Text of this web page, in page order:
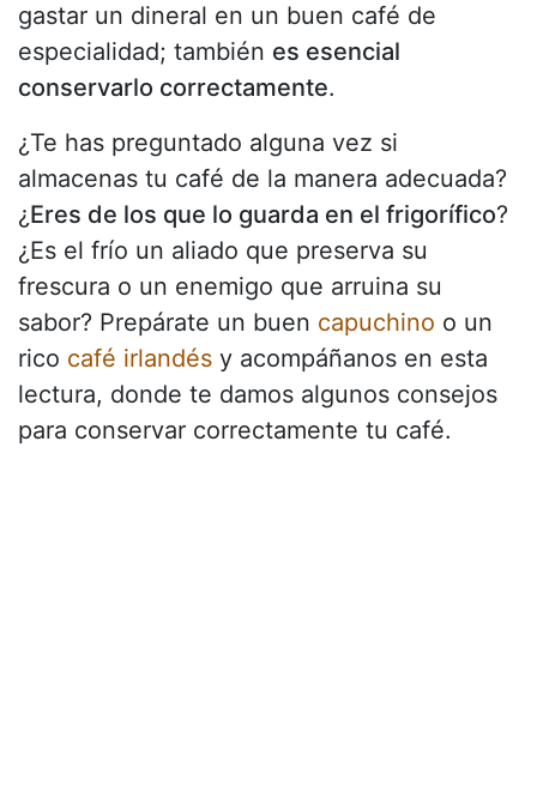
gastar un dineral en un buen café de
especialidad; también es esencial
conservarlo correctamente.
¿Te has preguntado alguna vez si
almacenas tu café de la manera adecuada?
¿Eres de los que lo guarda en el frigorífico?
¿Es el frío un aliado que preserva su
frescura o un enemigo que arruina su
sabor? Prepárate un buen capuchino o un
rico café irlandés y acompáñanos en esta
lectura, donde te damos algunos consejos
para conservar correctamente tu café.